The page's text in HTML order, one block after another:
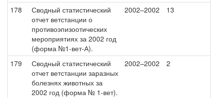
178
Сводный статистический
отчет ветстанции о
противоэпизоотических
мероприятиях за 2002 год
(форма №1-вет-А).
2002–2002 13
179
Сводный статистический
отчет ветстанции заразных
болезнях животных за
2002 год (форма № 1-вет).
2002–2002 2